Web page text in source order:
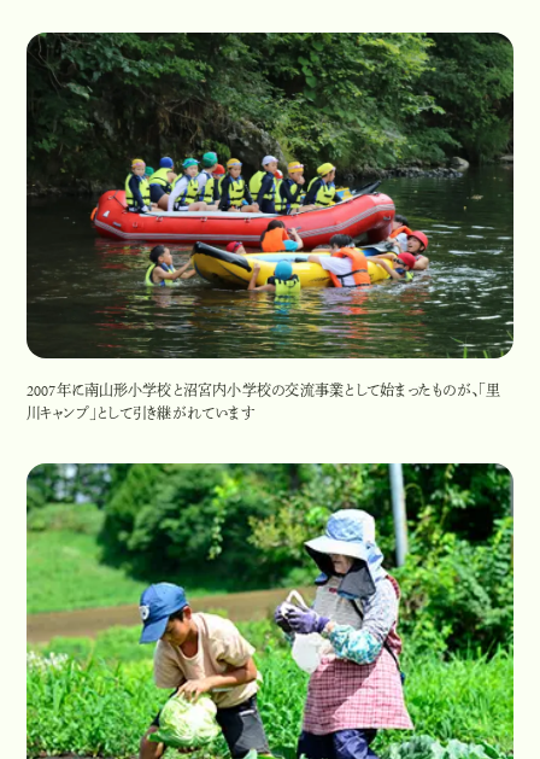
2007年に南山形小学校と沼宮内小学校の交流事業として始まったものが、「里
川キャンプ」として引き継がれています